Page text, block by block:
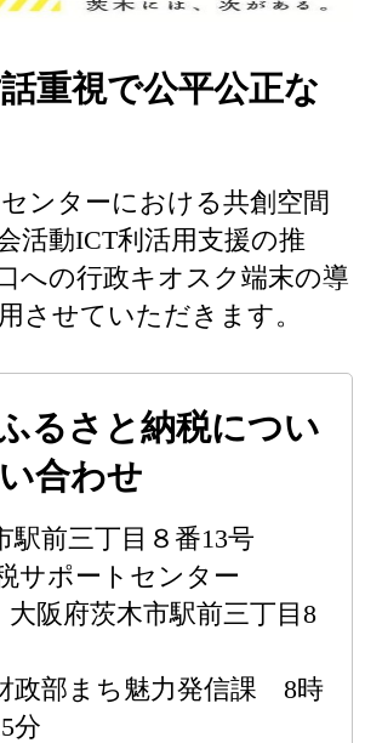
重視で公平公正な
ンターにおける共創空間
活動ICT利活用支援の推
への行政キオスク端末の導
させていただきます。
るさと納税につい
合わせ
駅前三丁目８番13号
サポートセンター
阪府茨木市駅前三丁目8
政部まち魅力発信課 8時
分